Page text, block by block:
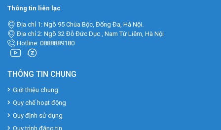
Thông tin liên lạc
Địa chỉ 1: Ngõ 95 Chùa Bộc, Đống Đa, Hà Nội.
Địa chỉ 2: Ngõ 32 Đỗ Đức Dục , Nam Từ Liêm, Hà Nội
Hotline: 0888889180
THÔNG TIN CHUNG
Giới thiệu chung
Quy chế hoạt động
Quy định sử dụng
Quy trình đăng tin